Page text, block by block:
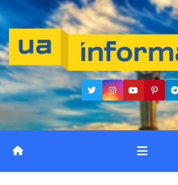
Перейти
до
вмісту